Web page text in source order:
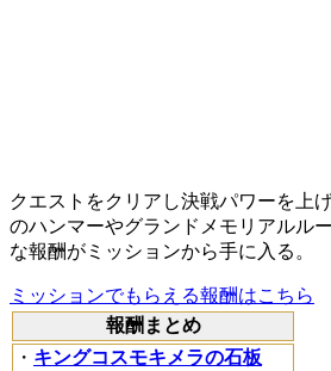
クエストをクリアし決戦パワーを上
のハンマーやグランドメモリアルル
な報酬がミッションから手に入る。
ミッションでもらえる報酬はこちら
報酬まとめ
・ キングコスモキメラの石板